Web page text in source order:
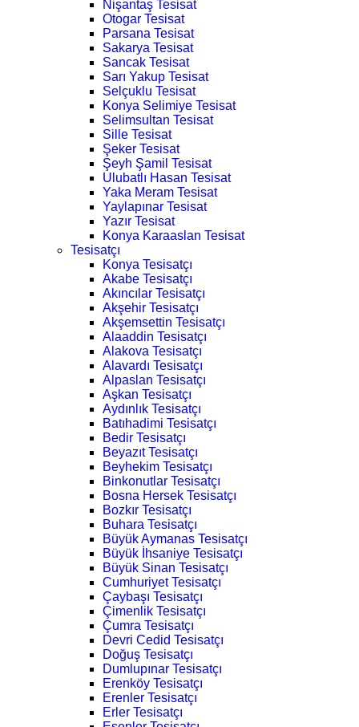
Nişantaş Tesisat
Otogar Tesisat
Parsana Tesisat
Sakarya Tesisat
Sancak Tesisat
Sarı Yakup Tesisat
Selçuklu Tesisat
Konya Selimiye Tesisat
Selimsultan Tesisat
Sille Tesisat
Şeker Tesisat
Şeyh Şamil Tesisat
Ulubatlı Hasan Tesisat
Yaka Meram Tesisat
Yaylapınar Tesisat
Yazır Tesisat
Konya Karaaslan Tesisat
Tesisatçı
Konya Tesisatçı
Akabe Tesisatçı
Akıncılar Tesisatçı
Akşehir Tesisatçı
Akşemsettin Tesisatçı
Alaaddin Tesisatçı
Alakova Tesisatçı
Alavardı Tesisatçı
Alpaslan Tesisatçı
Aşkan Tesisatçı
Aydınlık Tesisatçı
Batıhadimi Tesisatçı
Bedir Tesisatçı
Beyazıt Tesisatçı
Beyhekim Tesisatçı
Binkonutlar Tesisatçı
Bosna Hersek Tesisatçı
Bozkır Tesisatçı
Buhara Tesisatçı
Büyük Aymanas Tesisatçı
Büyük İhsaniye Tesisatçı
Büyük Sinan Tesisatçı
Cumhuriyet Tesisatçı
Çaybaşı Tesisatçı
Çimenlik Tesisatçı
Çumra Tesisatçı
Devri Cedid Tesisatçı
Doğuş Tesisatçı
Dumlupınar Tesisatçı
Erenköy Tesisatçı
Erenler Tesisatçı
Erler Tesisatçı